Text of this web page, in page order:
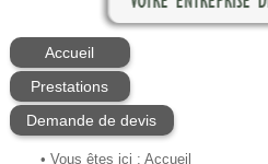
Accueil
Prestations
Demande de devis
• Vous êtes ici : Accueil